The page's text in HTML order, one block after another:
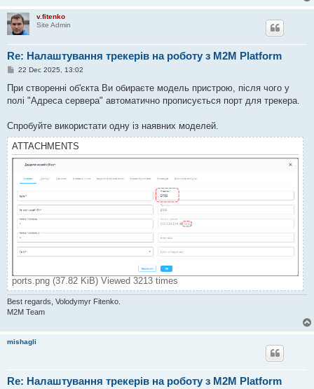
v.fitenko
Site Admin
Re: Налаштування трекерів на роботу з M2M Platform
P
s
22 Dec 2025, 13:02
При створенні об'єкта Ви обираєте модель пристрою, після чого у
полі "Адреса сервера" автоматично прописується порт для трекера.
Спробуйте використати одну із наявних моделей.
ATTACHMENTS
ports.png (37.82 KiB) Viewed 3213 times
Best regards, Volodymyr Fitenko.
M2M Team
mishagli
Re: Налаштування трекерів на роботу з M2M Platform